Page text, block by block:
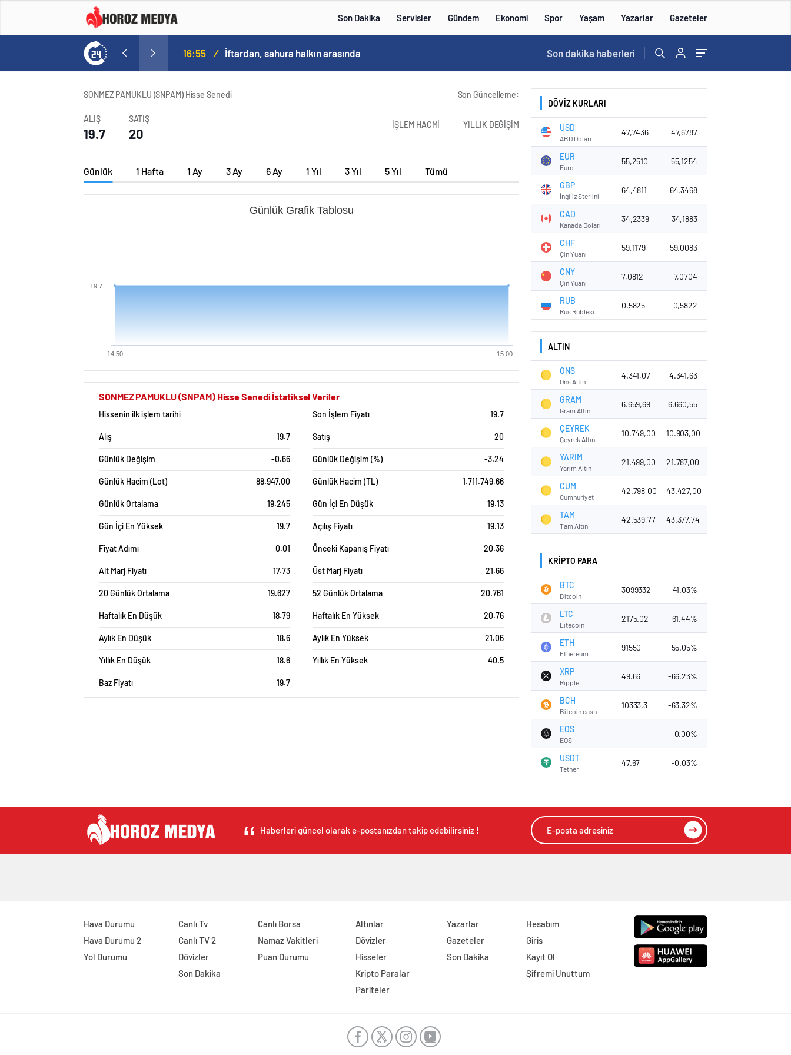
Son Dakika Servisler Gündem Ekonomi Spor Yaşam Yazarlar Gazeteler
16:09 / 15:59 /
Son dakika haberleri
SONMEZ PAMUKLU (SNPAM) Hisse Senedi Son Güncelleme:
ALIŞ
19.7
SATIŞ
20
İŞLEM HACMİ YILLIK DEĞİŞİM
Günlük 1 Hafta 1 Ay 3 Ay 6 Ay 1 Yıl 3 Yıl 5 Yıl Tümü
Günlük Grafik Tablosu
14:50 15:00
19.7
SONMEZ PAMUKLU (SNPAM) Hisse Senedi İstatiksel Veriler
Hissenin ilk işlem tarihi Son İşlem Fiyatı 19.7
Alış 19.7 Satış 20
Günlük Değişim -0.66 Günlük Değişim (%) -3.24
Günlük Hacim (Lot) 88.947,00 Günlük Hacim (TL) 1.711.749,66
Günlük Ortalama 19.245 Gün İçi En Düşük 19.13
Gün İçi En Yüksek 19.7 Açılış Fiyatı 19.13
Fiyat Adımı 0.01 Önceki Kapanış Fiyatı 20.36
Alt Marj Fiyatı 17.73 Üst Marj Fiyatı 21.66
20 Günlük Ortalama 19.627 52 Günlük Ortalama 20.761
Haftalık En Düşük 18.79 Haftalık En Yüksek 20.76
Aylık En Düşük 18.6 Aylık En Yüksek 21.06
Yıllık En Düşük 18.6 Yıllık En Yüksek 40.5
Baz Fiyatı 19.7
DÖVİZ KURLARI
USD
ABD Doları
47,7436 47,6787
EUR
Euro
55,2510 55,1254
GBP
İngiliz Sterlini
64,4811 64,3468
CAD
Kanada Doları
34,2339 34,1883
CHF
Çin Yuanı
59,1179 59,0083
CNY
Çin Yuanı
7,0812 7,0704
RUB
Rus Rublesi
0,5825 0,5822
ALTIN
ONS
Ons Altın
4.341,07 4.341,63
GRAM
Gram Altın
6.659,69 6.660,55
ÇEYREK
Çeyrek Altın
10.749,00 10.903,00
YARIM
Yarım Altın
21.499,00 21.787,00
CUM
Cumhuriyet
42.798,00 43.427,00
TAM
Tam Altın
42.539,77 43.377,74
KRİPTO PARA
BTC
Bitcoin
3099332 -41.03%
LTC
Litecoin
2175.02 -61.44%
ETH
Ethereum
91550 -55.05%
XRP
Ripple
49.66 -66.23%
BCH
Bitcoin cash
10333.3 -63.32%
EOS
EOS
0.00%
USDT
Tether
47.67 -0.03%
Haberleri güncel olarak e-postanızdan takip edebilirsiniz !
Hava Durumu
Hava Durumu 2
Yol Durumu
Canlı Tv
Canlı TV 2
Dövizler
Son Dakika
Canlı Borsa
Namaz Vakitleri
Puan Durumu
Altınlar
Dövizler
Hisseler
Kripto Paralar
Pariteler
Yazarlar
Gazeteler
Son Dakika
Hesabım
Giriş
Kayıt Ol
Şifremi Unuttum